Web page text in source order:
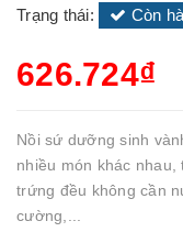
Trạng thái: Còn
626.724₫
Nồi sứ dưỡng sinh
nhiều món khác
trứng đều không cần
cường,...